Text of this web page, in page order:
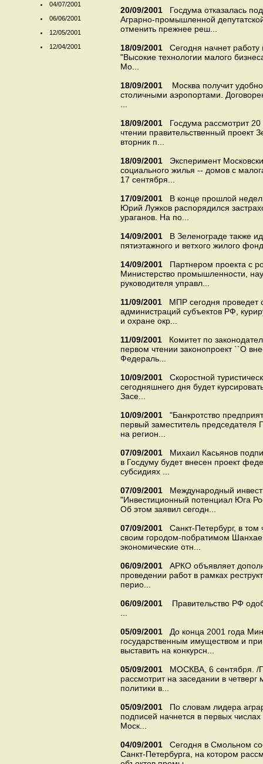
04/07/2001
06/06/2001
12/05/2001
12/04/2001
20/09/2001
Госдума отказалась
Аграрно-промышленной
отменить прежнее реш...
18/09/2001
Сегодня начнет
"Высокие технологии малого
Мо...
18/09/2001
Москва получит
столичными аэропортами.
18/09/2001
Госдума рассмотрит
чтении правительственный проект
вторник п...
18/09/2001
Эксперимент
социального жилья -- домов с
17 сентября...
17/09/2001
В конце прошлой
Юрий Лужков распорядился
ураганов. На по...
14/09/2001
В Зеленограде также
пятиэтажного и ветхого жилого
14/09/2001
Партнером проекта с
Министерство промышленности,
руководителя управл...
11/09/2001
МПР сегодня проведет
администраций субъектов РФ,
и охране окр...
11/09/2001
Комитет по
первом чтении законопроект ``О
Федераль...
10/09/2001
Скоростной
сегодняшнего дня будет
Засе...
10/09/2001
"Банкротство
первый заместитель председателя
на регион...
07/09/2001
Михаил Касьянов
в Госдуму будет внесен проект
субсидиях ...
07/09/2001
Международный
"Инвестиционный потенциал Юга
Об этом заявил сегодн...
07/09/2001
Санкт-Петербург, в том
своим городом-побратимом
экономические отн...
06/09/2001
АРКО объявляет
проведении работ в рамках
перио...
06/09/2001
Правительство РФ
05/09/2001
До конца 2001 года
государственным имуществом и
выставить на конкурсн...
05/09/2001
МОСКВА, 6 сентября.
рассмотрит на заседании в
политики в...
05/09/2001
По словам лидера
подписей начнется в первых
Моск...
04/09/2001
Сегодня в Смольном
Санкт-Петербурга, на котором